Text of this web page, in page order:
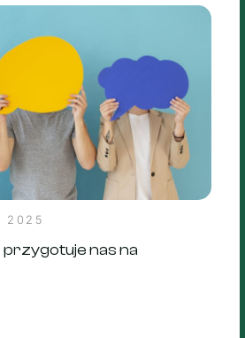
2025
przygotuje nas na